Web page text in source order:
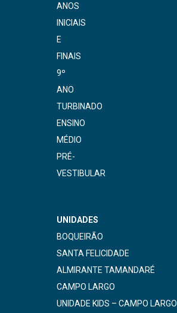
ANOS
INICIAIS
E
FINAIS
9º
ANO
TURBINADO
ENSINO
MÉDIO
PRÉ-
VESTIBULAR
UNIDADES
BOQUEIRÃO
SANTA FELICIDADE
ALMIRANTE TAMANDARÉ
CAMPO LARGO
UNIDADE KIDS – CAMPO LARGO